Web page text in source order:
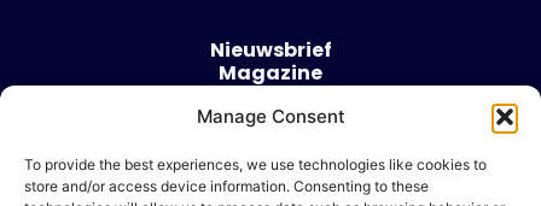
Manage Consent
To provide the best experiences, we use technologies like cookies to
store and/or access device information. Consenting to these
Nieuwsbrief
Magazine
Evenementen
Over